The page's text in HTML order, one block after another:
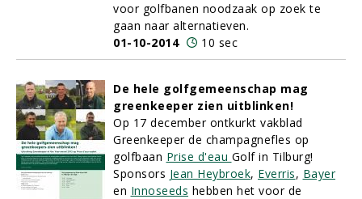
voor golfbanen noodzaak op zoek te
gaan naar alternatieven.
01-10-2014
10 sec
De hele golfgemeenschap mag
greenkeeper zien uitblinken!
Op 17 december ontkurkt vakblad
Greenkeeper de champagnefles op
golfbaan Prise d'eau Golf in Tilburg!
Sponsors Jean Heybroek, Everris, Bayer
en Innoseeds hebben het voor de